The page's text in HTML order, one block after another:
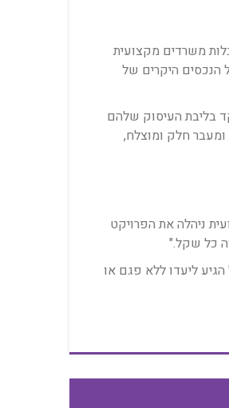
משרדים מקצועית
היקרים של
בליבת העיסוק שלהם
חלק ומוצלח,
ניהלה את הפרויקט
כל שקל."
הגיע ליעדו ללא פגם או